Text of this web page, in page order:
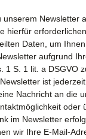
unserem Newsletter
hierfür
Daten, um
aufgrund
1 S. 1 lit. a DSGVO
ist
Nachricht an die
oder
im Newsletter
wir Ihre E-Mail-